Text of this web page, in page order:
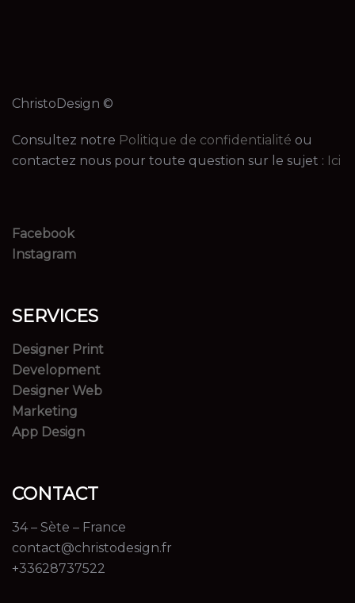
ChristoDesign ©
Consultez notre Politique de confidentialité ou
contactez nous pour toute question sur le sujet : Ici
Facebook
Instagram
SERVICES
Designer Print
Development
Designer Web
Marketing
App Design
CONTACT
34 – Sète – France
contact@christodesign.fr
+33628737522